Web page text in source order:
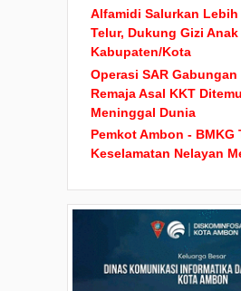
Alfamidi Salurkan Lebih
Telur, Dukung Gizi Anak
Kabupaten/Kota
Operasi SAR Gabungan
Remaja Asal KKT
Meninggal Dunia
Pemkot Ambon - BMKG
Keselamatan Nelayan